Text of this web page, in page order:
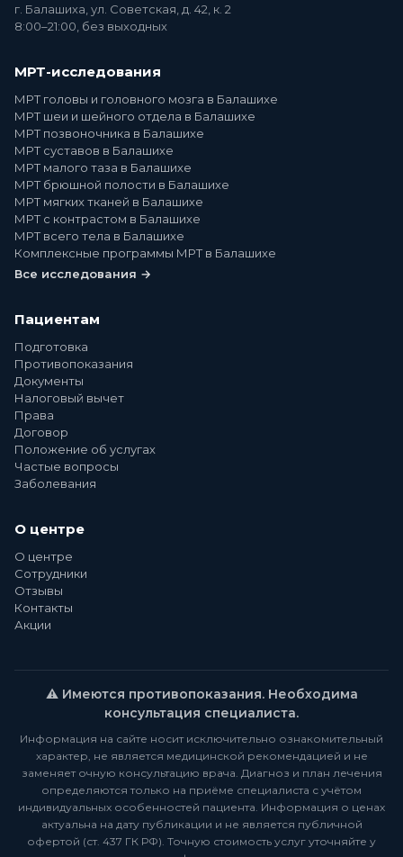
г. Балашиха, ул. Советская, д. 42, к. 2
8:00–21:00, без выходных
МРТ-исследования
МРТ головы и головного мозга в Балашихе
МРТ шеи и шейного отдела в Балашихе
МРТ позвоночника в Балашихе
МРТ суставов в Балашихе
МРТ малого таза в Балашихе
МРТ брюшной полости в Балашихе
МРТ мягких тканей в Балашихе
МРТ с контрастом в Балашихе
МРТ всего тела в Балашихе
Комплексные программы МРТ в Балашихе
Все исследования →
Пациентам
Подготовка
Противопоказания
Документы
Налоговый вычет
Права
Договор
Положение об услугах
Частые вопросы
Заболевания
О центре
О центре
Сотрудники
Отзывы
Контакты
Акции
⚠️ Имеются противопоказания. Необходима
консультация специалиста.
Информация на сайте носит исключительно ознакомительный
характер, не является медицинской рекомендацией и не
заменяет очную консультацию врача. Диагноз и план лечения
определяются только на приёме специалиста с учётом
индивидуальных особенностей пациента. Информация о ценах
актуальна на дату публикации и не является публичной
офертой (ст. 437 ГК РФ). Точную стоимость услуг уточняйте у